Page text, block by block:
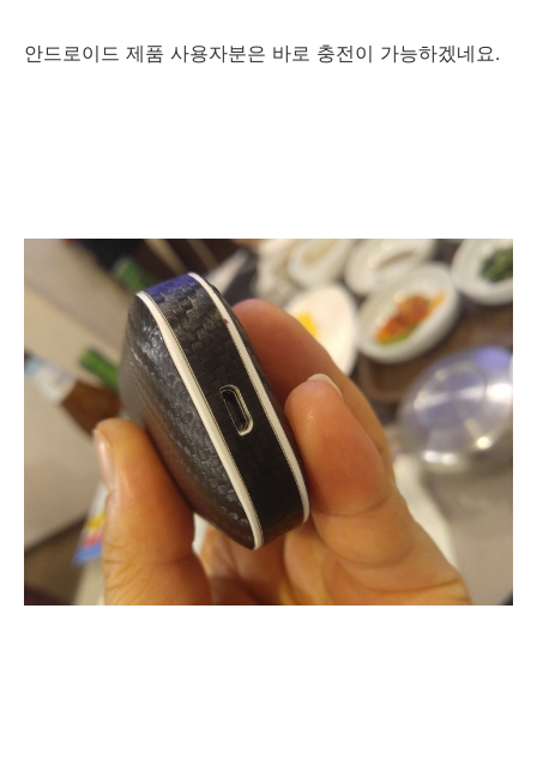
안드로이드 제품 사용자분은 바로 충전이 가능하겠네요.